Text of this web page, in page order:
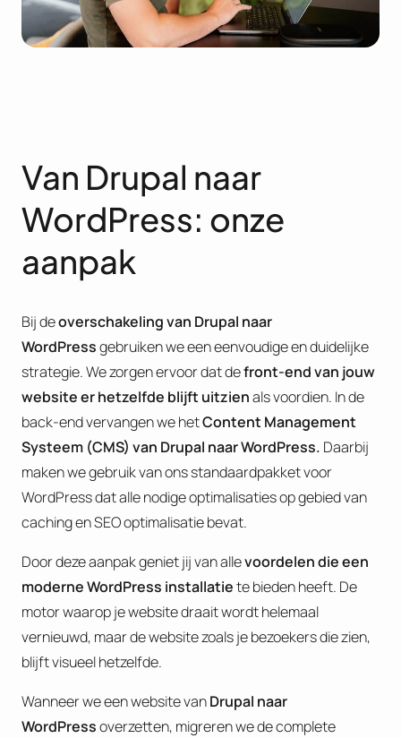
Van Drupal naar
WordPress: onze
aanpak
Bij deoverschakeling van Drupal naar
WordPressgebruiken we een eenvoudige en duidelijke
strategie. We zorgen ervoor dat defront-end van jouw
website er hetzelfde blijft uitzienals voordien. In de
back-end vervangen we hetContent Management
Systeem (CMS) van Drupal naar WordPress. Daarbij
maken we gebruik van ons standaardpakket voor
WordPress dat alle nodige optimalisaties op gebied van
caching en SEO optimalisatie bevat.
Door deze aanpak geniet jij van allevoordelen die een
moderne WordPress installatiete bieden heeft. De
motor waarop je website draait wordt helemaal
vernieuwd, maar de website zoals je bezoekers die zien,
blijft visueel hetzelfde.
Wanneer we een website vanDrupal naar
WordPressoverzetten, migreren we de complete